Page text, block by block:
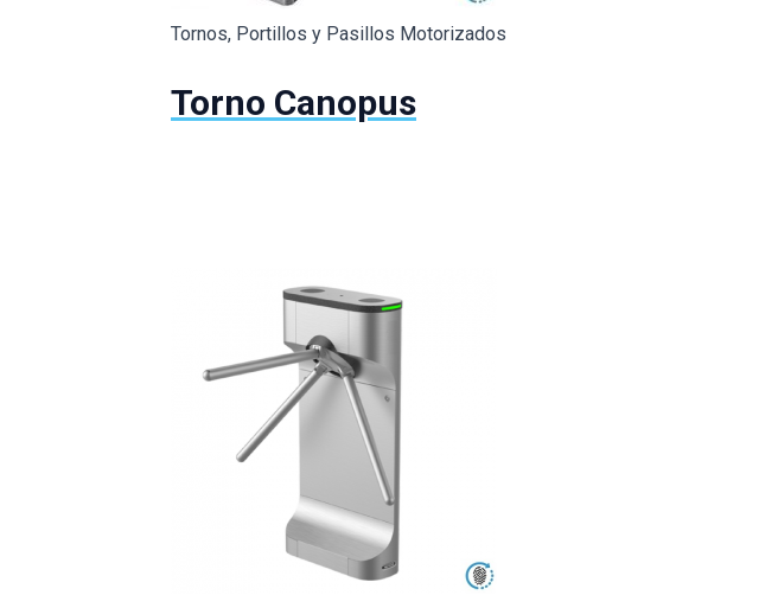
Tornos, Portillos y Pasillos Motorizados
Torno Canopus